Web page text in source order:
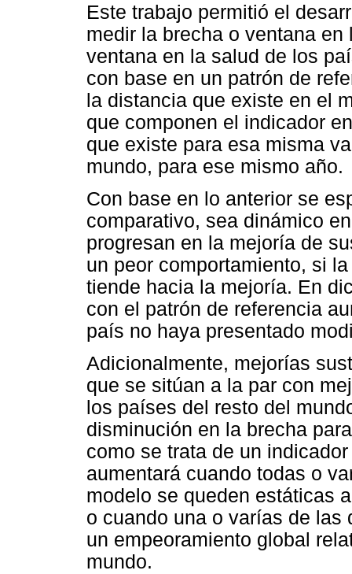
Este trabajo permitió el
medir la brecha o ventana
ventana en la salud de los
con base en un patrón de
la distancia que existe en el
que componen el indicador
que existe para esa misma
mundo, para ese mismo año.
Con base en lo anterior se
comparativo, sea dinámico
progresan en la mejoría de
un peor comportamiento, si
tiende hacia la mejoría. En
con el patrón de referencia
país no haya presentado
Adicionalmente, mejorías
que se sitúan a la par con
los países del resto del
disminución en la brecha
como se trata de un
aumentará cuando todas o
modelo se queden estáticas
o cuando una o varías de las
un empeoramiento global
mundo.